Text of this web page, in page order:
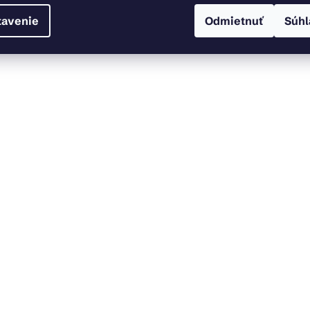
Odmietnuť